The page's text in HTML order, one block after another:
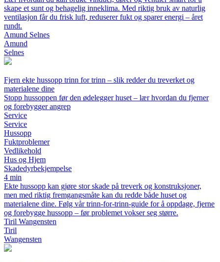
skape et sunt og behagelig inneklima. Med riktig bruk av naturlig
ventilasjon får du frisk luft, reduserer fukt og sparer energi – året
rundt.
Amund Selnes
Amund
Selnes
Fjern ekte hussopp trinn for trinn – slik redder du treverket og
materialene dine
Stopp hussoppen før den ødelegger huset – lær hvordan du fjerner
og forebygger angrep
Service
Service
Hussopp
Fuktproblemer
Vedlikehold
Hus og Hjem
Skadedyrbekjempelse
4 min
Ekte hussopp kan gjøre stor skade på treverk og konstruksjoner,
men med riktig fremgangsmåte kan du redde både huset og
materialene dine. Følg vår trinn-for-trinn-guide for å oppdage, fjerne
og forebygge hussopp – før problemet vokser seg større.
Tiril Wangensten
Tiril
Wangensten